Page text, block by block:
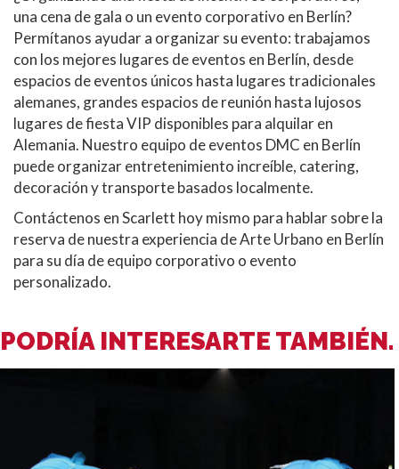
una cena de gala o un evento corporativo en Berlín?
Permítanos ayudar a organizar su evento: trabajamos
con los mejores lugares de eventos en Berlín, desde
espacios de eventos únicos hasta lugares tradicionales
alemanes, grandes espacios de reunión hasta lujosos
lugares de fiesta VIP disponibles para alquilar en
Alemania. Nuestro equipo de eventos DMC en Berlín
puede organizar entretenimiento increíble, catering,
decoración y transporte basados localmente.
Contáctenos en Scarlett hoy mismo para hablar sobre la
reserva de nuestra experiencia de Arte Urbano en Berlín
para su día de equipo corporativo o evento
personalizado.
PODRÍA INTERESARTE TAMBIÉN.